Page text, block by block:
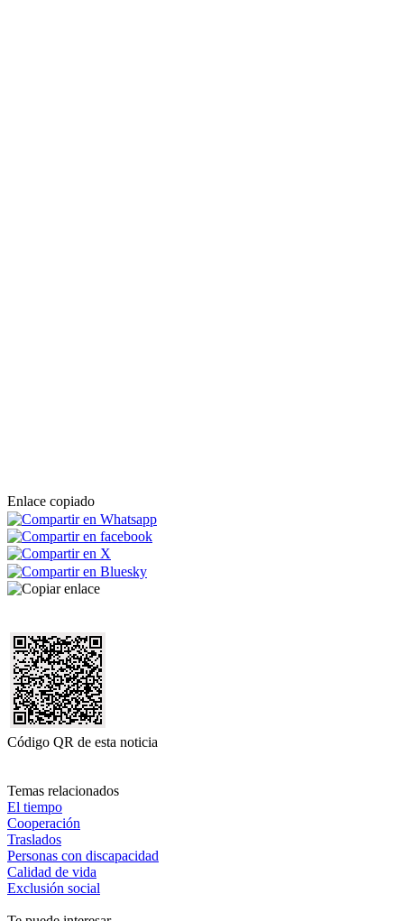
Enlace copiado
Código QR de esta noticia
Temas relacionados
El tiempo
Cooperación
Traslados
Personas con discapacidad
Calidad de vida
Exclusión social